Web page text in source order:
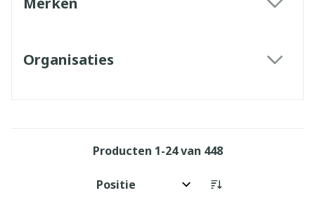
Organisaties
Producten 1-24van 448
Sorteer op: